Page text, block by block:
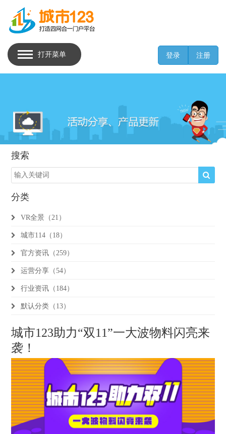
打开菜单 登录 注册
搜索
分类
VR全景（21）
城市114（18）
官方资讯（259）
运营分享（54）
行业资讯（184）
默认分类（13）
城市123助力“双11”一大波物料闪亮来
袭！